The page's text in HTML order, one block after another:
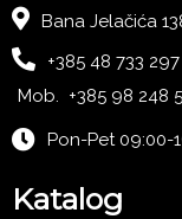
Bana Jelačića
+385 48 733 297
Mob. +385 98 248
Pon-Pet 09:00-
Katalog